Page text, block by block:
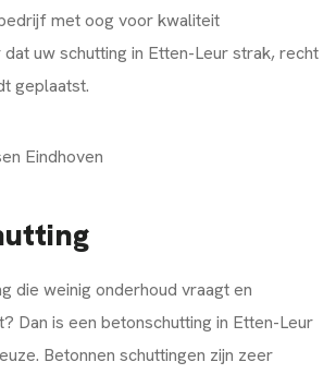
met oog voor kwaliteit
uw schutting in Etten-Leur strak, recht
geplaatst.
die weinig onderhoud vraagt en
Dan is een betonschutting in Etten-Leur
Betonnen schuttingen zijn zeer